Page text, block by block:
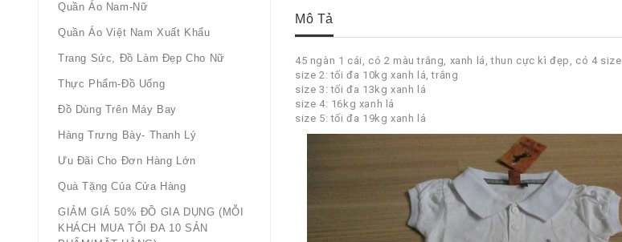
Quần Áo Nam-Nữ
Quần Áo Việt Nam Xuất Khẩu
Trang Sức, Đồ Làm Đẹp Cho Nữ
Thực Phẩm-Đồ Uống
Đồ Dùng Trên Máy Bay
Hàng Trưng Bày- Thanh Lý
Ưu Đãi Cho Đơn Hàng Lớn
Quà Tặng Của Cửa Hàng
GIẢM GIÁ 50% ĐỒ GIA DỤNG (MỖI
KHÁCH MUA TỐI ĐA 10 SẢN
Mô Tả
45 ngàn 1 cái, có 2 màu trắng, xanh lá, thun cực kì đẹp, có 4 size
size 2: tối đa 10kg xanh lá, trắng
size 3: tối đa 13kg xanh lá
size 4: 16kg xanh lá
size 5: tối đa 19kg xanh lá